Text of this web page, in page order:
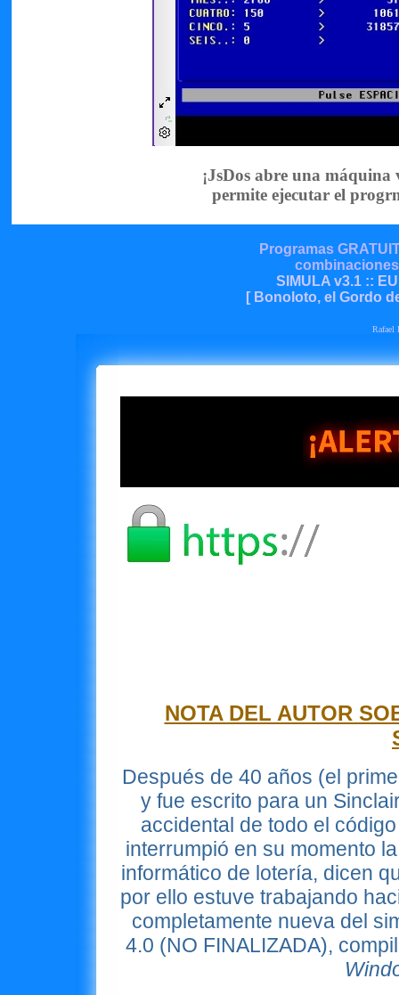
¡JsDos abre una
permite ejecutar el
Programas
SIMULA v3.1 ::
[ Bonoloto, el Gordo
Rafael
NOTA DEL AUTOR
Después de 40 años (el
y fue escrito para un
accidental de todo el
interrumpió en su momento
informático de lotería, dicen
por ello estuve trabajando
completamente nueva del
4.0 (NO FINALIZADA),